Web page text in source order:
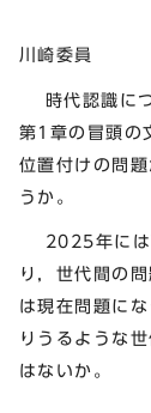
川崎委員
時代認識につ
第1章の冒頭の
位置付けの問
うか。
2025年には
り，世代間の
は現在問題に
りうるような
はないか。